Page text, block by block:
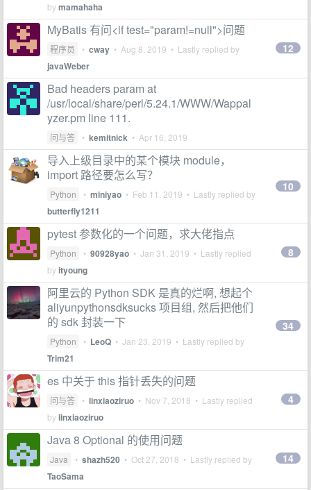
bymamahaha
MyBatis 有问<if test="param!=null">问题
程序员 • cway • Aug 8, 2019 • Lastly replied by
javaWeber
12
Bad headers param at
/usr/local/share/perl/5.24.1/WWW/Wappal
yzer.pm line 111.
问与答 • kemitnick • Apr 16, 2019
导入上级目录中的某个模块 module，
import 路径要怎么写？
Python • miniyao • Feb 11, 2019 • Lastly replied by
butterfly1211
10
pytest 参数化的一个问题，求大佬指点
Python • 90928yao • Jan 31, 2019 • Lastly replied
byityoung
8
阿里云的 Python SDK 是真的烂啊, 想起个
aliyunpythonsdksucks 项目组, 然后把他们
的 sdk 封装一下
Python • LeoQ • Jan 23, 2019 • Lastly replied by
Trim21
34
es 中关于 this 指针丢失的问题
问与答 • linxiaoziruo • Nov 7, 2018 • Lastly replied
bylinxiaoziruo
4
Java 8 Optional 的使用问题
Java • shazh520 • Oct 27, 2018 • Lastly replied by
TaoSama
14